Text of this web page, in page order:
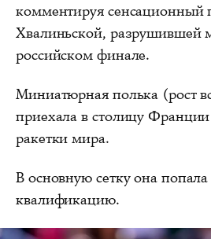
комментируя сенсационный
Хвалиньской, разрушившей
российском финале.
Миниатюрная полька (рост
приехала в столицу Франции
ракетки мира.
В основную сетку она попала
квалификацию.